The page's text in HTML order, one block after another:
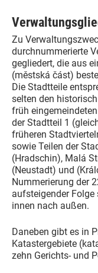
Zu
durchnummerierte
gegliedert, die aus
(městská část)
Die Stadtteile
selten den
früh
der Stadtteil 1
früheren
sowie Teilen der
(Hradschin), Malá
(Neustadt) und
Nummerierung der
aufsteigender
innen nach außen.
Daneben gibt es in
Katastergebiete
zehn Gerichts- und